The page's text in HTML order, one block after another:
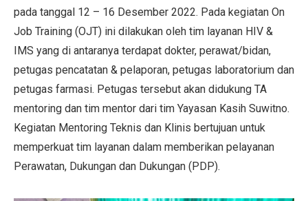
pada tanggal 12 – 16 Desember 2022. Pada kegiatan On
Job Training (OJT) ini dilakukan oleh tim layanan HIV &
IMS yang di antaranya terdapat dokter, perawat/bidan,
petugas pencatatan & pelaporan, petugas laboratorium dan
petugas farmasi. Petugas tersebut akan didukung TA
mentoring dan tim mentor dari tim Yayasan Kasih Suwitno.
Kegiatan Mentoring Teknis dan Klinis bertujuan untuk
memperkuat tim layanan dalam memberikan pelayanan
Perawatan, Dukungan dan Dukungan (PDP).